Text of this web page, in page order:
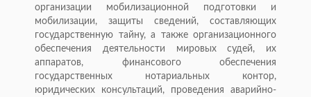
организации мобилизационной подготовки и
мобилизации, защиты сведений, составляющих
государственную тайну, а также организационного
обеспечения деятельности мировых судей, их
аппаратов, финансового обеспечения
государственных нотариальных контор,
юридических консультаций, проведения аварийно-